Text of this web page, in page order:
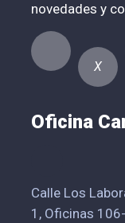
novedades y
X
Oficina
Calle Los
1, Oficinas